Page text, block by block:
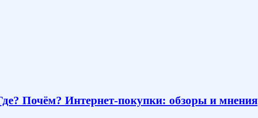
Почём? Интернет-покупки: обзоры и мнения